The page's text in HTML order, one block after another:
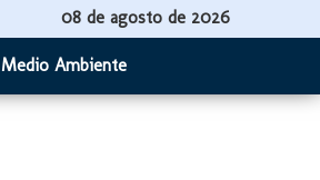
08 de agosto de 2026
Medio Ambiente